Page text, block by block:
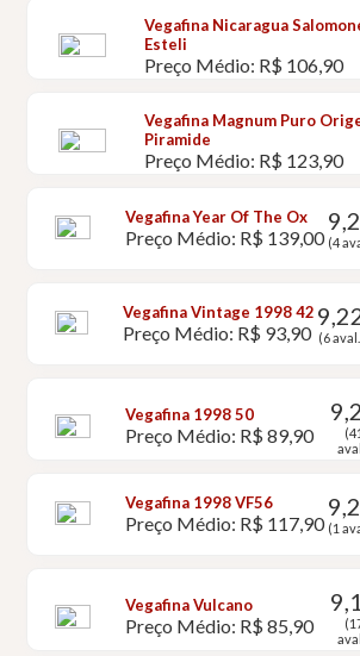
Vegafina Nicaragua
Esteli
Preço Médio: R$ 106,90
Vegafina Magnum Puro
Piramide
Preço Médio: R$ 123,90
Vegafina Year Of The Ox
Preço Médio: R$ 139,00 (4
Vegafina Vintage 1998 42
Preço Médio: R$ 93,90 (6
Vegafina 1998 50
Preço Médio: R$ 89,90
(41
Vegafina 1998 VF56
Preço Médio: R$ 117,90 (1
Vegafina Vulcano
Preço Médio: R$ 85,90